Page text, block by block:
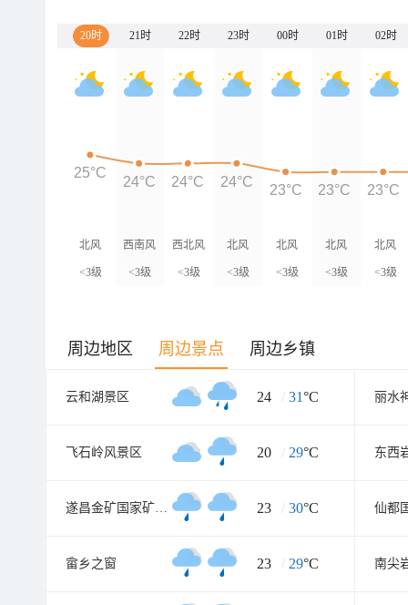
20时 21时 22时 23时 00时 01时 02时
北风
<3级
西南风
<3级
西北风
<3级
北风
<3级
北风
<3级
北风
<3级
北风
<3级
25°C
24°C 24°C 24°C
23°C 23°C 23°C
周边地区 周边景点 周边乡镇
云和湖景区 24 / 31°C 丽水
飞石岭风景区 20 / 29°C 东西
遂昌金矿国家矿山公园 23 / 30°C
畲乡之窗 23 / 29°C 南尖